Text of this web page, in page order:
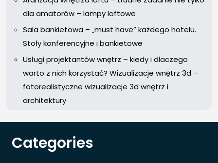
dla amatorów – lampy loftowe
Sala bankietowa – „must have” każdego hotelu.
Stoły konferencyjne i bankietowe
Usługi projektantów wnętrz – kiedy i dlaczego
warto z nich korzystać? Wizualizacje wnętrz 3d –
fotorealistyczne wizualizacje 3d wnętrz i
architektury
Categories